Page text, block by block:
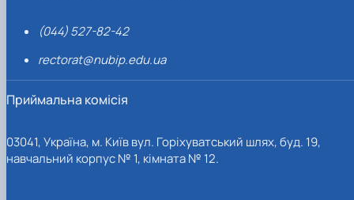
(044) 527-82-42
rectorat@nubip.edu.ua
Приймальна комісія
03041, Україна, м. Київ вул. Горіхуватський шлях, буд. 19,
навчальний корпус № 1, кімната № 12.